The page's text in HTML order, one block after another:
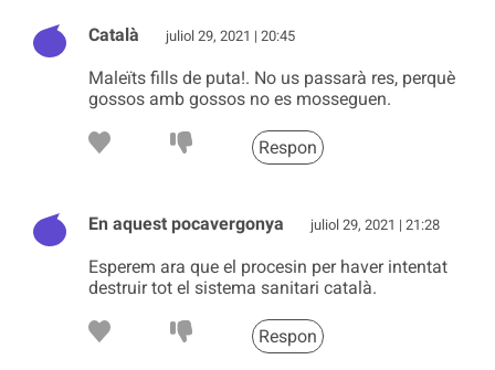
Català juliol 29, 2021 | 20:45
Maleïts fills de puta!. No us passarà res, perquè
gossos amb gossos no es mosseguen.
Respon
En aquest pocavergonya juliol 29, 2021 | 21:28
Esperem ara que el procesin per haver intentat
destruir tot el sistema sanitari català.
Respon